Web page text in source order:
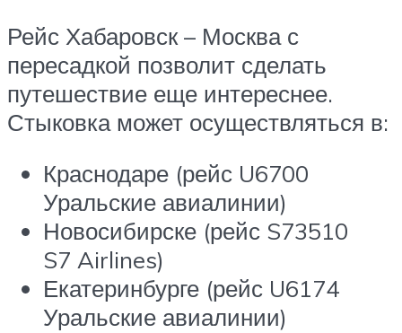
Рейс Хабаровск – Москва с
пересадкой позволит сделать
путешествие еще интереснее.
Стыковка может осуществляться в:
Краснодаре (рейс U6700
Уральские авиалинии)
Новосибирске (рейс S73510
S7 Airlines)
Екатеринбурге (рейс U6174
Уральские авиалинии)